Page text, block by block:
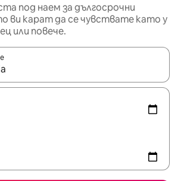
под наем за дългосрочни
ви карат да се чувствате като у
или повече.
се покажат, използвайте